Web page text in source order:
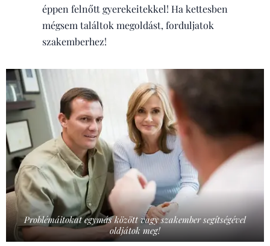
éppen felnőtt gyerekeitekkel! Ha kettesben
mégsem találtok megoldást, forduljatok
szakemberhez!
Problémáitokat egymás között vagy szakember segítségével
oldjátok meg!